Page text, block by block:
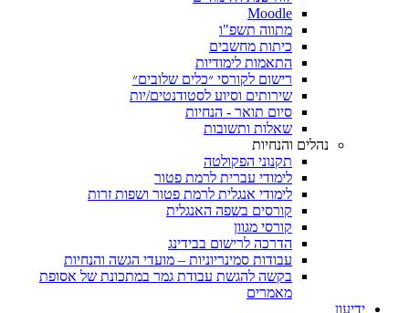
Moodle
מתווה תשפ"ו
כיתות מחשבים
התאמות לימודיות
רישום לקורסי ״כלים שלובים״
שירותים וסיוע לסטודנטים/יות
סיום תואר - הנחיות
שאלות ותשובות
נהלים והנחיות
תקנוני הפקולטה
לימודי עברית לרמת פטור
לימודי אנגלית לרמת פטור ושפות זרות
קורסים בשפה האנגלית
קורסי מגוון
הדרכה לרישום בבידינג
עבודות סמינריוניות – מועדי הגשה והנחיות
בקשה להגשת עבודת גמר במתכונת של אסופת
מאמרים
ידיעון